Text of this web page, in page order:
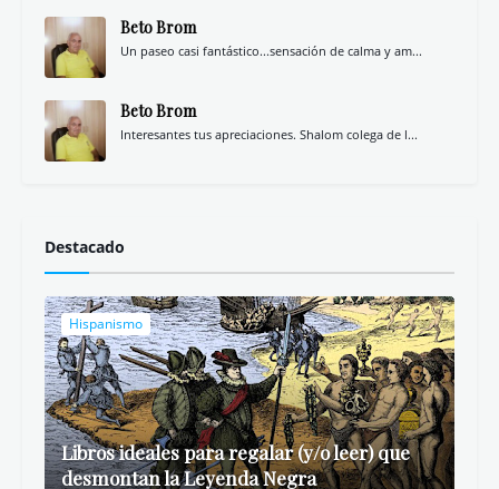
Beto Brom
Un paseo casi fantástico...sensación de calma y am...
Beto Brom
Interesantes tus apreciaciones. Shalom colega de l...
Destacado
Hispanismo
Libros ideales para regalar (y/o leer) que
desmontan la Leyenda Negra